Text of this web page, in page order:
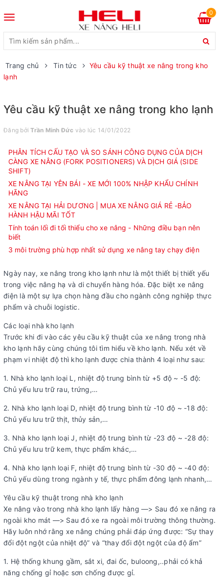
Toggle
0
Trang chủ Tin tức
Yêu cầu kỹ thuật xe nâng trong kho
lạnh
Yêu cầu kỹ thuật xe nâng trong kho lạnh
Đăng bởiTrần Minh Đức vào lúc 14/01/2022
PHÂN TÍCH CẤU TẠO VÀ SO SÁNH CÔNG DỤNG CỦA DỊCH
CÀNG XE NÂNG (FORK POSITIONERS) VÀ DỊCH GIÁ (SIDE
SHIFT)
XE NÂNG TẠI YÊN BÁI - XE MỚI 100% NHẬP KHẨU CHÍNH
HÃNG
XE NÂNG TẠI HẢI DƯƠNG | MUA XE NÂNG GIÁ RẺ -BẢO
HÀNH HẬU MÃI TỐT
Tính toán lối đi tối thiểu cho xe nâng - Những điều bạn nên
biết
3 môi trường phù hợp nhất sử dụng xe nâng tay chạy điện
Ngày nay, xe nâng trong kho lạnh như là một thiết bị thiết yếu
trong việc nâng hạ và di chuyển hàng hóa. Đặc biệt xe nâng
điện là một sự lựa chọn hàng đầu cho ngành công nghiệp thực
phẩm và chuỗi logistic.
Các loại nhà kho lạnh
Trước khi đi vào các yêu cầu kỹ thuật của xe nâng trong nhà
kho lạnh hãy cùng chúng tôi tìm hiểu về kho lạnh. Nếu xét về
phạm vi nhiệt độ thì kho lạnh được chia thành 4 loại như sau:
1. Nhà kho lạnh loại L, nhiệt độ trung bình từ +5 độ ~ -5 độ:
Chủ yếu lưu trữ rau, trứng,…
2. Nhà kho lạnh loại D, nhiệt độ trung bình từ -10 độ ~ -18 độ:
Chủ yếu lưu trữ thịt, thủy sản,…
3. Nhà kho lạnh loại J, nhiệt độ trung bình từ -23 độ ~ -28 độ:
Chủ yếu lưu trữ kem, thực phẩm khác,…
4. Nhà kho lạnh loại F, nhiệt độ trung bình từ -30 độ ~ -40 độ:
Chủ yếu dùng trong ngành y tế, thực phẩm đông lạnh nhanh,…
Yêu cầu kỹ thuật trong nhà kho lạnh
Xe nâng vào trong nhà kho lạnh lấy hàng —> Sau đó xe nâng ra
ngoài kho mát —> Sau đó xe ra ngoài môi trường thông thường.
Hãy luôn nhớ rằng xe nâng chúng phải đáp ứng được: “Sự thay
đổi đột ngột của nhiệt độ” và “thay đổi đột ngột của độ ẩm”
1. Hệ thống khung gầm, sắt xi, đai ốc, buloong,..phải có khả
năng chống gỉ hoặc sơn chống được gỉ.